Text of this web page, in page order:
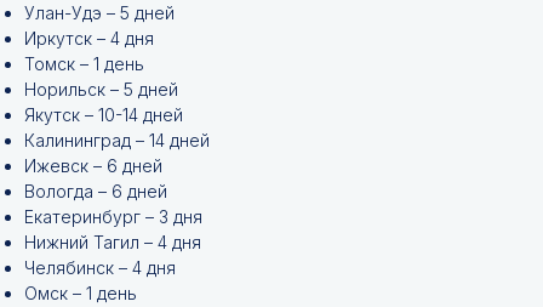
Улан-Удэ – 5 дней
Иркутск – 4 дня
Томск – 1 день
Норильск – 5 дней
Якутск – 10-14 дней
Калининград – 14 дней
Ижевск – 6 дней
Вологда – 6 дней
Екатеринбург – 3 дня
Нижний Тагил – 4 дня
Челябинск – 4 дня
Омск – 1 день